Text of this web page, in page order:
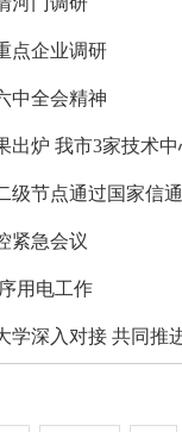
点企业调研
中全会精神
出炉 我市3家技术
级节点通过国家信
紧急会议
用电工作
学深入对接 共同推